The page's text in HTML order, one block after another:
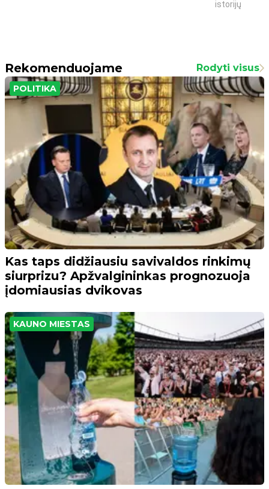
istorijų
Rekomenduojame Rodyti visus
POLITIKA
Kas taps didžiausiu savivaldos rinkimų
siurprizu? Apžvalgininkas prognozuoja
įdomiausias dvikovas
KAUNO MIESTAS